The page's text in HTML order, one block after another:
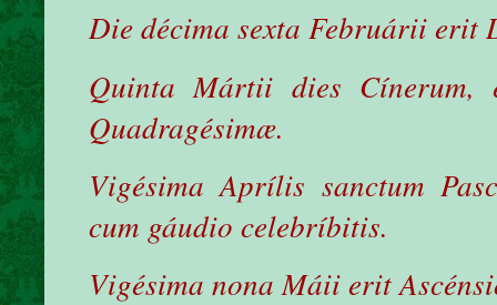
Die décima sexta Februárii erit
Quinta Mártii dies
Quadragésimæ.
Vigésima Aprílis sanctum
cum gáudio celebríbitis.
Vigésima nona Máii erit